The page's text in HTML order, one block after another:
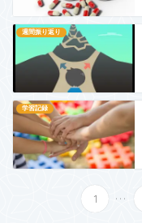
週間振り返り
学習記録
1 ...